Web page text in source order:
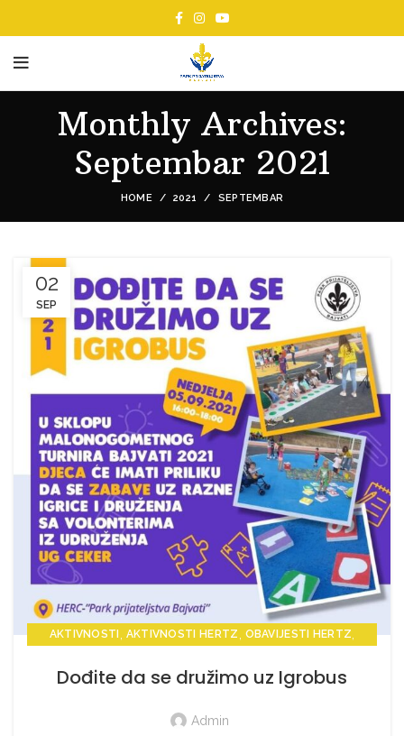
Monthly Archives:
Septembar 2021
HOME 2021 SEPTEMBAR
02
SEP
AKTIVNOSTI AKTIVNOSTI HERTZ OBAVIJESTI HERTZ
Dođite da se družimo uz Igrobus
Admin